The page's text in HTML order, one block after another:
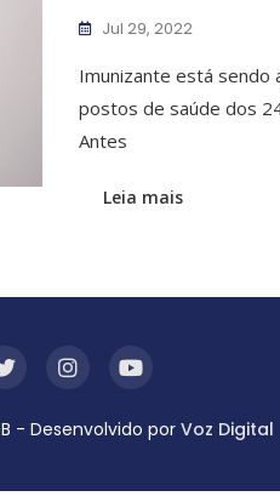
Jul 29, 2022
Imunizante está sendo
postos de saúde dos
Antes
Leia mais
- Desenvolvido por Voz Digital